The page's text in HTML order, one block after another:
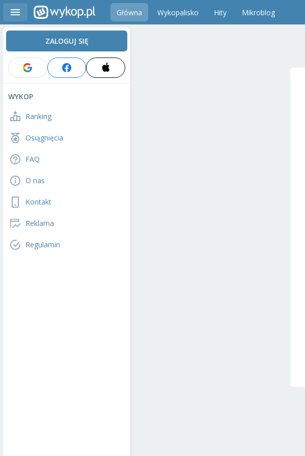
Główna Wykopalisko Hity Mikroblog
ZALOGUJ SIĘ
WYKOP
Ranking
Osiągnięcia
FAQ
O nas
Kontakt
Reklama
Regulamin